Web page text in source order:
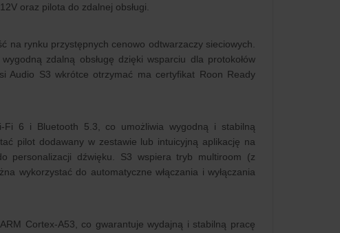
oraz pilota do zdalnej obsługi.
na rynku przystępnych cenowo odtwarzaczy sieciowych.
zdalną obsługę dzięki wsparciu dla protokołów
Audio S3 wkrótce otrzymać ma certyfikat Roon Ready
6 i Bluetooth 5.3, co umożliwia wygodną i stabilną
pilot dodawany w zestawie lub intuicyjną aplikację na
personalizacji dźwięku. S3 wspiera tryb multiroom (z
wykorzystać do automatyczne włączania i wyłączania
Cortex-A53, co gwarantuje wydajną i stabilną pracę